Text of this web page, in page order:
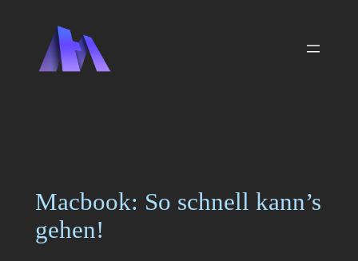
springen
Macbook: So schnell kann’s
gehen!